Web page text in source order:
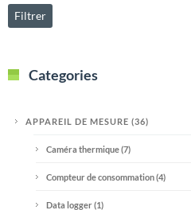
Filtrer
Categories
APPAREIL DE MESURE (36)
Caméra thermique(7)
Compteur de consommation(4)
Data logger(1)